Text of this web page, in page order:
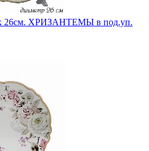
26см. ХРИЗАНТЕМЫ в под.уп.